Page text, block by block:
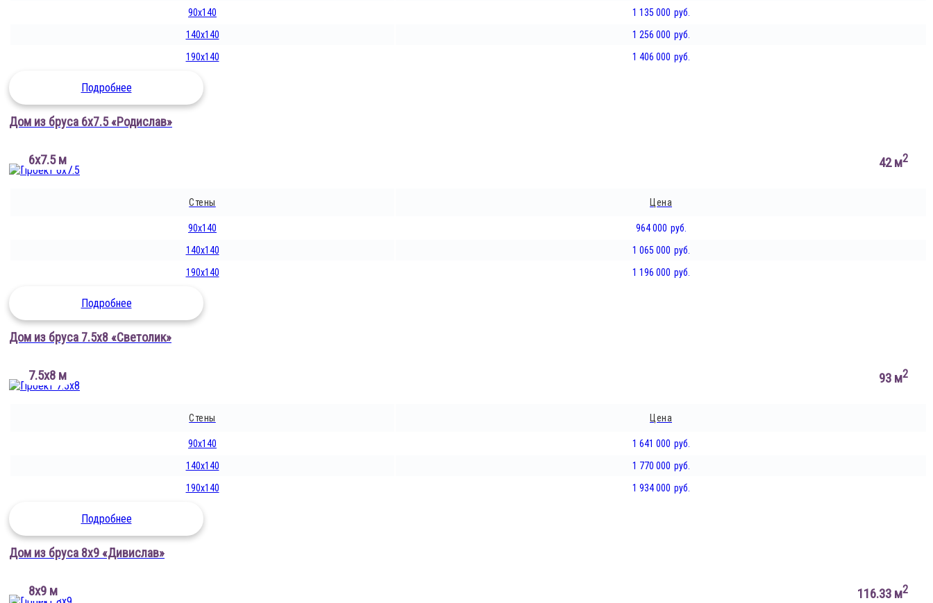
90x140 1 135 000 руб.
140x140
1 256 000 руб.
190x140
1 406 000 руб.
Подробнее
Дом из бруса 6х7.5 «Родислав»
6х7.5 м 42 м2
Стены Цена
90x140 964 000 руб.
140x140
1 065 000 руб.
190x140
1 196 000 руб.
Подробнее
Дом из бруса 7.5х8 «Светолик»
7.5х8 м 93 м2
Стены Цена
90x140 1 641 000 руб.
140x140
1 770 000 руб.
190x140
1 934 000 руб.
Подробнее
Дом из бруса 8х9 «Дивислав»
8х9 м 116.33 м2